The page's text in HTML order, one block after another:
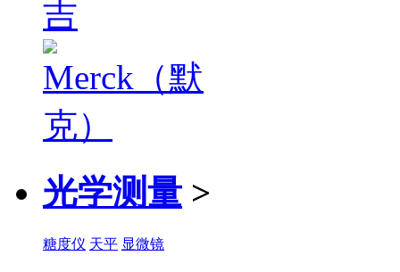
光学测量 >
糖度仪 天平 显微镜